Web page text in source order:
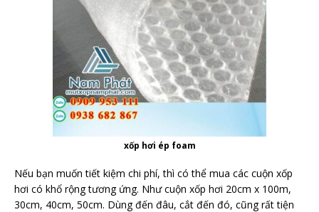
xốp hơi ép foam
Nếu bạn muốn tiết kiệm chi phí, thì có thể mua các cuộn xốp
hơi có khổ rộng tương ứng. Như cuộn xốp hơi 20cm x 100m,
30cm, 40cm, 50cm. Dùng đến đâu, cắt đến đó, cũng rất tiện